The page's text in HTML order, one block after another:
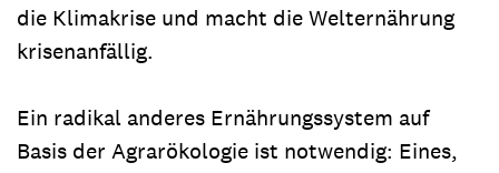
die Klimakrise und macht die Welternährung
krisenanfällig.
Ein radikal anderes Ernährungssystem auf
Basis der Agrarökologie ist notwendig: Eines,